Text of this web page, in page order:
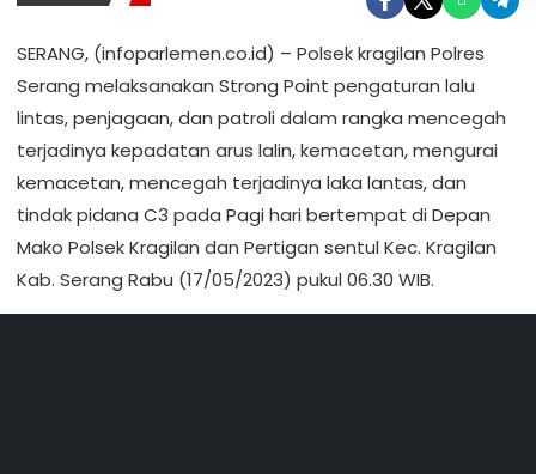
SERANG, (infoparlemen.co.id) – Polsek kragilan Polres
Serang melaksanakan Strong Point pengaturan lalu
lintas, penjagaan, dan patroli dalam rangka mencegah
terjadinya kepadatan arus lalin, kemacetan, mengurai
kemacetan, mencegah terjadinya laka lantas, dan
tindak pidana C3 pada Pagi hari bertempat di Depan
Mako Polsek Kragilan dan Pertigan sentul Kec. Kragilan
Kab. Serang Rabu (17/05/2023) pukul 06.30 WIB.